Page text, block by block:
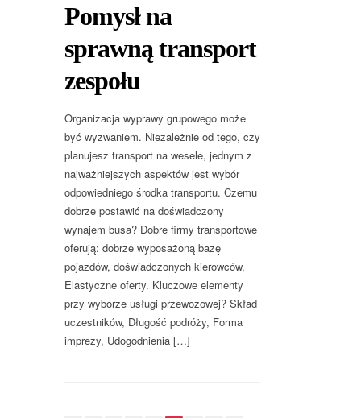
Pomysł na
sprawną transport
zespołu
Organizacja wyprawy grupowego może
być wyzwaniem. Niezależnie od tego, czy
planujesz transport na wesele, jednym z
najważniejszych aspektów jest wybór
odpowiedniego środka transportu. Czemu
dobrze postawić na doświadczony
wynajem busa? Dobre firmy transportowe
oferują: dobrze wyposażoną bazę
pojazdów, doświadczonych kierowców,
Elastyczne oferty. Kluczowe elementy
przy wyborze usługi przewozowej? Skład
uczestników, Długość podróży, Forma
imprezy, Udogodnienia […]